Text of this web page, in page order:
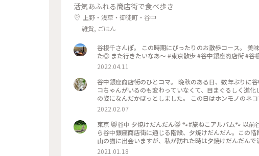
活気あふれる商店街で食べ歩き
上野・浅草・御徒町・谷中
雑貨, ごはん
谷根千さんぽ。 この時期にぴったりのお散歩コース。 美味しいものいっぱい食べて、綺麗な桜も見れて大満足でし
た◎ また行きたいなあ〜 #東京散歩 #谷中銀
2022.04.11
谷中銀座商店街のひとコマ。 晩秋のある日、数年ぶりに
コちゃんがいるのも変わっていなくて、目まぐるしく進
の姿になんだかほっとしました。 この日はホンモノのネ
コは切っても切れない関係です。 ネコちゃんグッズのお
れたカゴの数々。) 商店街の明るい雰囲気に活力をもら
ぽ。 お休みの日で人出も多く、とても賑やかで楽しげな
#東京 #商店街 #ねこさんぽ
2022.02.07
東京 😸谷中 夕焼けだんだん😸 🐾#旅ねこアルバム🐾 以前谷中に訪れた時に出会った猫ちゃんたちです。 日暮里駅か
ら谷中銀座商店街に通じる階段、夕焼けだんだん。この階段からは
山の猫に出会いますが、私が訪れた時は夕焼けだんだん
い所でお昼寝😁 まさに「夕焼けだんだん」ならぬ「夕焼
2021.01.18